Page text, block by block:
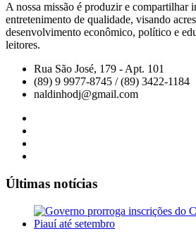
A nossa missão é produzir e compartilhar
entretenimento de qualidade, visando
desenvolvimento econômico, político e
leitores.
Rua São José, 179 - Apt. 101
(89) 9 9977-8745 / (89) 3422-1184
naldinhodj@gmail.com
Últimas notícias